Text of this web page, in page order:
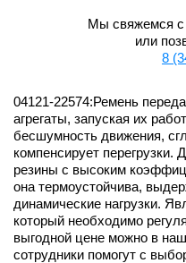
Мы свяжемся с
или
8
04121-22574:Ремень
агрегаты, запуская их
бесшумность движения,
компенсирует перегрузки.
резины с высоким
она термоустойчива,
динамические нагрузки.
который необходимо
выгодной цене можно в
сотрудники помогут с